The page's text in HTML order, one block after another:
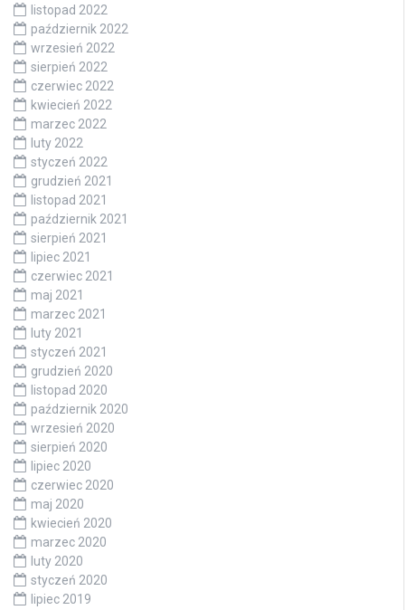
listopad 2022
październik 2022
wrzesień 2022
sierpień 2022
czerwiec 2022
kwiecień 2022
marzec 2022
luty 2022
styczeń 2022
grudzień 2021
listopad 2021
październik 2021
sierpień 2021
lipiec 2021
czerwiec 2021
maj 2021
marzec 2021
luty 2021
styczeń 2021
grudzień 2020
listopad 2020
październik 2020
wrzesień 2020
sierpień 2020
lipiec 2020
czerwiec 2020
maj 2020
kwiecień 2020
marzec 2020
luty 2020
styczeń 2020
lipiec 2019